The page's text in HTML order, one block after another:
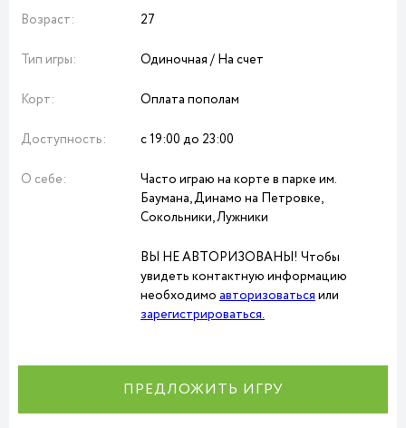
Возраст: 27
Тип игры: Одиночная / На счет
Корт: Оплата пополам
Доступность: с 19:00 до 23:00
О себе:
Часто играю на корте в парке им.
Баумана, Динамо на Петровке,
Сокольники, Лужники
ВЫ НЕ АВТОРИЗОВАНЫ! Чтобы
увидеть контактную информацию
необходимо авторизоваться или
зарегистрироваться.
ПРЕДЛОЖИТЬ ИГРУ